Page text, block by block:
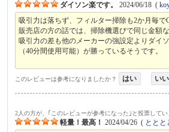
ダイソン楽です。 2024/06/18 (
吸引力は落ちず、フィルター掃除も2か月毎で
販売店の方の話では、掃除機選びで同じ金額
吸引力の差も他のメーカーの強設定よりダイ
（40分間使用可能）が勝っているそうです。
このレビューは参考になりましたか？ はい い
2人の方が、｢このレビューが参考になった｣と投票してい
軽量！最高！ 2024/04/26 ( ととと